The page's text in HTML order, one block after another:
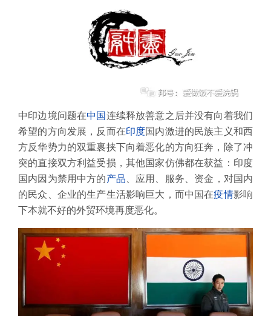
中印边境问题在中国 连续释放善意之后并没有向着我们
希望的方向发展，反而在印度国内激进的民族主义和西
方反华势力的双重裹挟下向着恶化的方向狂奔，除了冲
突的直接双方利益受损，其他国家仿佛都在获益：印度
国内因为禁用中方的产品、应用、服务、资金，对国内
的民众、企业的生产生活影响巨大，而中国在疫情影响
下本就不好的外贸环境再度恶化。